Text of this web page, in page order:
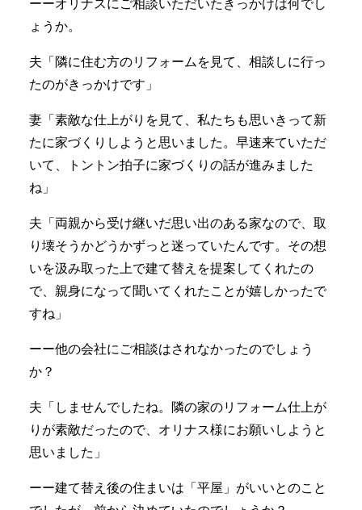
ょうか。
夫「隣に住む方のリフォームを見て、相談しに行っ
たのがきっかけです」
妻「素敵な仕上がりを見て、私たちも思いきって新
たに家づくりしようと思いました。早速来ていただ
いて、トントン拍子に家づくりの話が進みました
ね」
夫「両親から受け継いだ思い出のある家なので、取
り壊そうかどうかずっと迷っていたんです。その想
いを汲み取った上で建て替えを提案してくれたの
で、親身になって聞いてくれたことが嬉しかったで
すね」
ーー他の会社にご相談はされなかったのでしょう
か？
夫「しませんでしたね。隣の家のリフォーム仕上が
りが素敵だったので、オリナス様にお願いしようと
思いました」
ーー建て替え後の住まいは「平屋」がいいとのこと